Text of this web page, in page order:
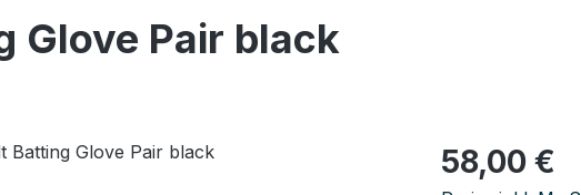
Glove Pair black
Regulärer Preis:
58,00 €